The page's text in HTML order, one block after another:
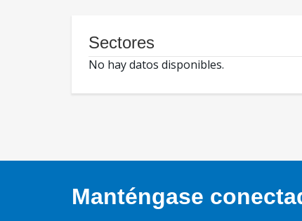
Sectores
No hay datos disponibles.
Manténgase